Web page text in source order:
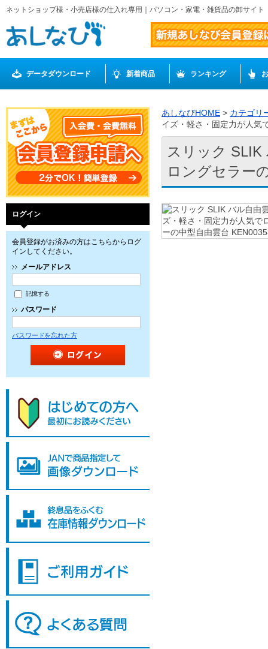
ネットショップ様・小売店様の仕入れ専用｜パソコン・家電・雑貨品の卸サイ
データダウンロード 新着商品 ランキング
ログイン
会員登録がお済みの方はこちらからログ
インしてください。
メールアドレス
記憶する
パスワード
パスワードを忘れた方
あしなびHOME > カテゴリ
イズ・軽さ・固定力が人気
スリック
ロングセラー